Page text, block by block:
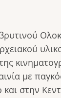
με
στην